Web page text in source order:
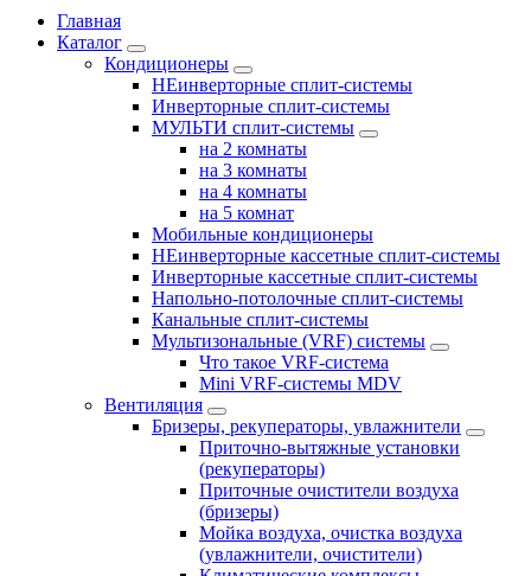
Главная
Каталог
Кондиционеры
НЕинверторные сплит-системы
Инверторные сплит-системы
МУЛЬТИ сплит-системы
на 2 комнаты
на 3 комнаты
на 4 комнаты
на 5 комнат
Мобильные кондиционеры
НЕинверторные кассетные сплит-системы
Инверторные кассетные сплит-системы
Напольно-потолочные сплит-системы
Канальные сплит-системы
Мультизональные (VRF) системы
Что такое VRF-система
Mini VRF-системы MDV
Вентиляция
Бризеры, рекуператоры, увлажнители
Приточно-вытяжные установки
(рекуператоры)
Приточные очистители воздуха
(бризеры)
Мойка воздуха, очистка воздуха
(увлажнители, очистители)